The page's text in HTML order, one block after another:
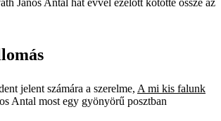
János Antal hat évvel ezelőtt kötötte össze az
jelent számára a szerelme, A mi kis falunk
Antal most egy gyönyörű posztban